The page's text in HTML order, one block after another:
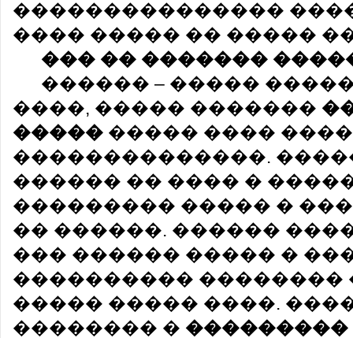
���������������
���� ����� �� �����
��� �� �������
������ – �����
����, ����� �������
����� ����� ����
��������������.
������ �� ���� �
��������� ����� �
�� ������. ������
��� ������ ����� �
���������� ��������
����� ����� ����.
�������� �